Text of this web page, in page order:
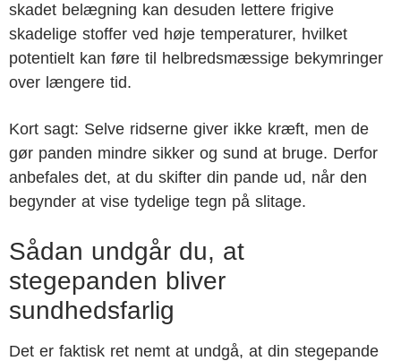
skadet belægning kan desuden lettere frigive
skadelige stoffer ved høje temperaturer, hvilket
potentielt kan føre til helbredsmæssige bekymringer
over længere tid.
Kort sagt: Selve ridserne giver ikke kræft, men de
gør panden mindre sikker og sund at bruge. Derfor
anbefales det, at du skifter din pande ud, når den
begynder at vise tydelige tegn på slitage.
Sådan undgår du, at
stegepanden bliver
sundhedsfarlig
Det er faktisk ret nemt at undgå, at din stegepande